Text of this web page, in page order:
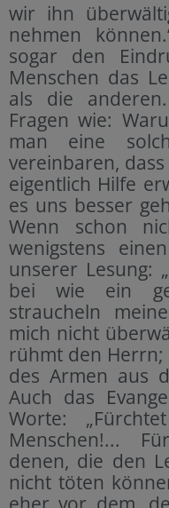
wir ihn
nehmen
sogar den
Menschen das
als die
Fragen wie:
man eine
vereinbaren,
eigentlich Hilfe
es uns besser
Wenn schon
wenigstens
unserer Lesung:
bei wie ein
straucheln
mich nicht
rühmt den
des Armen aus
Auch das
Worte:
Menschen!...
denen, die den
nicht töten